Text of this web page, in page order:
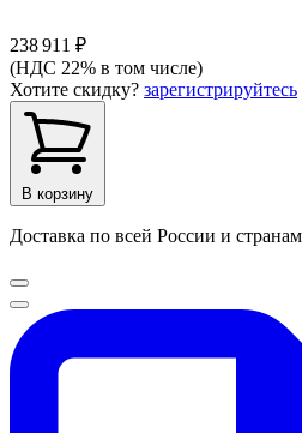
238 911 ₽
(НДС 22% в том числе)
Хотите скидку? зарегистрируйтесь
В корзину
Доставка по всей России и